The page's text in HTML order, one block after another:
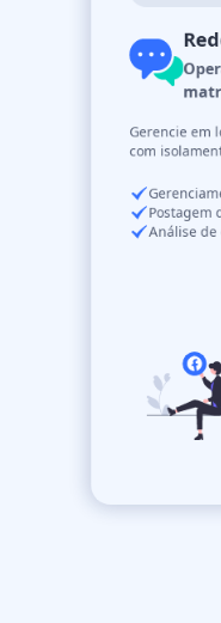
Gerencie em
com
Postagem
Análise de